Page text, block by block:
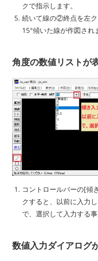
クで指示します。
続いて線の②終点を左
15°傾いた線が作図され
角度の数値リストが
コントロールバーの[傾
クすると、以前に入力
で、選択して入力する事
数値入力ダイアログ